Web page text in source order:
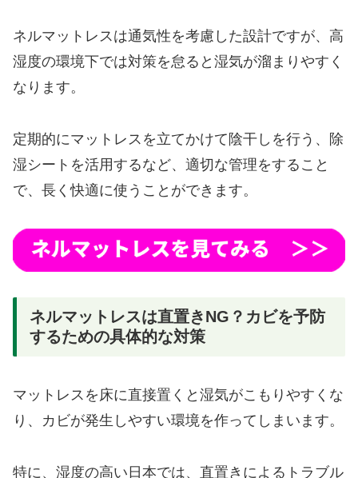
ネルマットレスは通気性を考慮した設計ですが、高
湿度の環境下では対策を怠ると湿気が溜まりやすく
なります。
定期的にマットレスを立てかけて陰干しを行う、除
湿シートを活用するなど、適切な管理をすること
で、長く快適に使うことができます。
ネルマットレスは直置きNG？カビを予防
するための具体的な対策
マットレスを床に直接置くと湿気がこもりやすくな
り、カビが発生しやすい環境を作ってしまいます。
特に、湿度の高い日本では、直置きによるトラブル